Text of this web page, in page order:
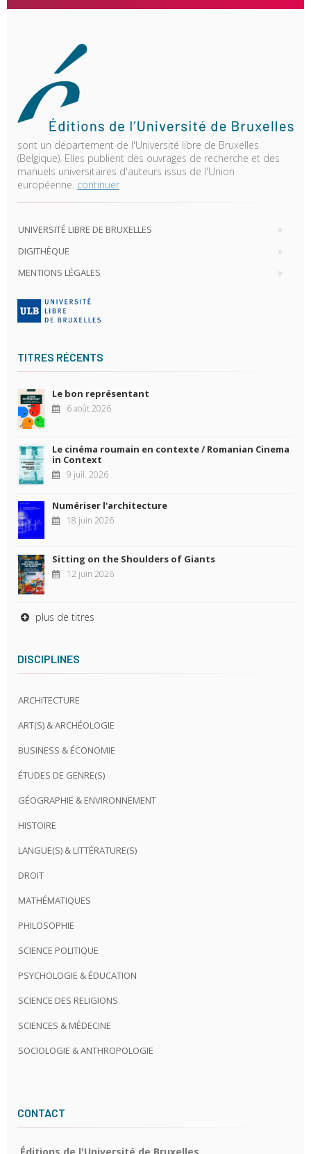
sont un département de l'Université libre de Bruxelles
(Belgique). Elles publient des ouvrages de recherche et des
manuels universitaires d'auteurs issus de l'Union
européenne. continuer
UNIVERSITÉ LIBRE DE BRUXELLES
DIGITHÈQUE
MENTIONS LÉGALES
TITRES RÉCENTS
Le bon représentant
6 août 2026
Le cinéma roumain en contexte / Romanian Cinema
in Context
9 juil. 2026
Numériser l'architecture
18 juin 2026
Sitting on the Shoulders of Giants
12 juin 2026
plus de titres
DISCIPLINES
ARCHITECTURE
ART(S) & ARCHÉOLOGIE
BUSINESS & ÉCONOMIE
ÉTUDES DE GENRE(S)
GÉOGRAPHIE & ENVIRONNEMENT
HISTOIRE
LANGUE(S) & LITTÉRATURE(S)
DROIT
MATHÉMATIQUES
PHILOSOPHIE
SCIENCE POLITIQUE
PSYCHOLOGIE & ÉDUCATION
SCIENCE DES RELIGIONS
SCIENCES & MÉDECINE
SOCIOLOGIE & ANTHROPOLOGIE
CONTACT